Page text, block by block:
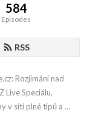
584
Episodes
RSS
Rozjímání nad
Live Speciálu,
v síti plné tipů a